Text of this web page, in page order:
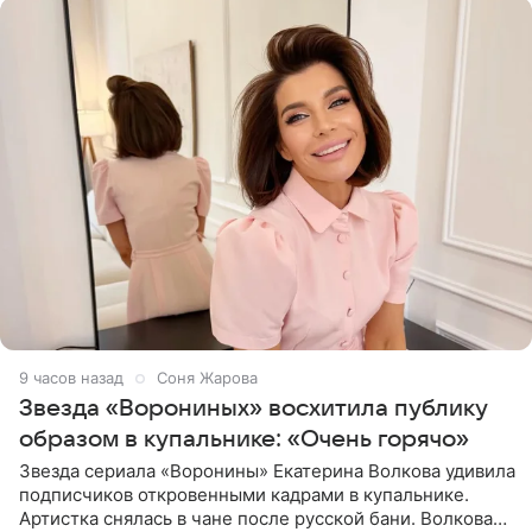
9 часов назад Соня Жарова
Звезда «Ворониных» восхитила публику
образом в купальнике: «Очень горячо»
Звезда сериала «Воронины» Екатерина Волкова удивила
подписчиков откровенными кадрами в купальнике.
Артистка снялась в чане после русской бани. Волкова